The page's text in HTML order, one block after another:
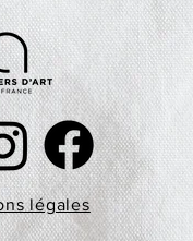
légales